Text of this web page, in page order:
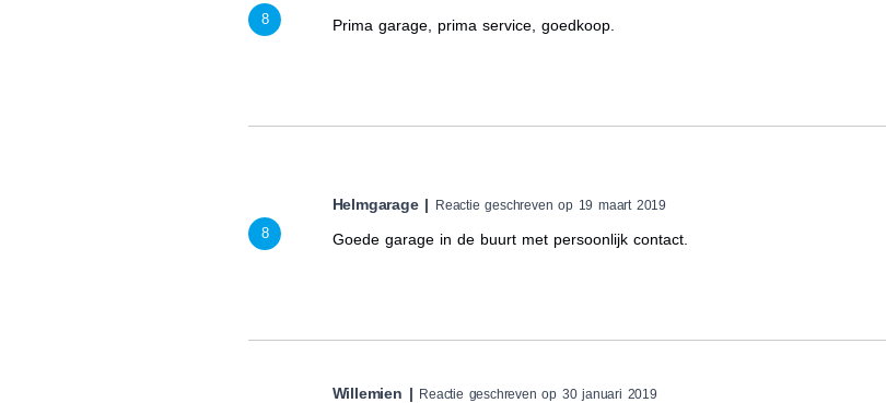
8 Prima garage, prima service, goedkoop.
8
Helmgarage | Reactie geschreven op 19 maart 2019
Goede garage in de buurt met persoonlijk contact.
Willemien | Reactie geschreven op 30 januari 2019